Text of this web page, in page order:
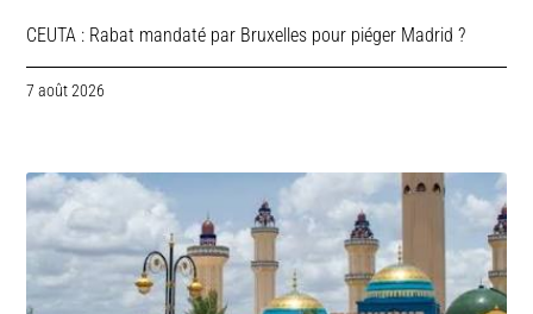
CEUTA : Rabat mandaté par Bruxelles pour piéger Madrid ?
7 août 2026